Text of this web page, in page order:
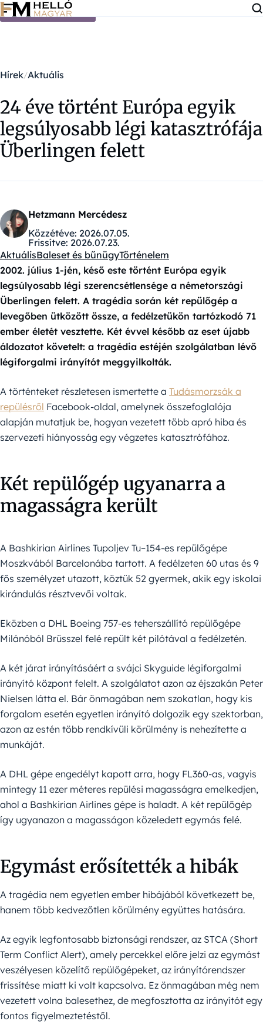
Ugrás a tartalomra
Hírek Aktuális
24 éve történt Európa egyik
legsúlyosabb légi katasztrófája
Überlingen felett
Hetzmann Mercédesz
Közzétéve: 2026.07.05.
Frissítve: 2026.07.23.
Kategóriák:
AktuálisBaleset és bűnügyTörténelem
2002. július 1-jén, késő este történt Európa egyik
legsúlyosabb légi szerencsétlensége a németországi
Überlingen felett. A tragédia során két repülőgép a
levegőben ütközött össze, a fedélzetükön tartózkodó 71
ember életét vesztette. Két évvel később az eset újabb
áldozatot követelt: a tragédia estéjén szolgálatban lévő
légiforgalmi irányítót meggyilkolták.
A történteket részletesen ismertette a Tudásmorzsák a
repülésről Facebook-oldal, amelynek összefoglalója
alapján mutatjuk be, hogyan vezetett több apró hiba és
szervezeti hiányosság egy végzetes katasztrófához.
Két repülőgép ugyanarra a
magasságra került
A Bashkirian Airlines Tupoljev Tu–154-es repülőgépe
Moszkvából Barcelonába tartott. A fedélzeten 60 utas és 9
fős személyzet utazott, köztük 52 gyermek, akik egy iskolai
kirándulás résztvevői voltak.
Eközben a DHL Boeing 757-es teherszállító repülőgépe
Milánóból Brüsszel felé repült két pilótával a fedélzetén.
A két járat irányításáért a svájci Skyguide légiforgalmi
irányító központ felelt. A szolgálatot azon az éjszakán Peter
Nielsen látta el. Bár önmagában nem szokatlan, hogy kis
forgalom esetén egyetlen irányító dolgozik egy szektorban,
azon az estén több rendkívüli körülmény is nehezítette a
munkáját.
A DHL gépe engedélyt kapott arra, hogy FL360-as, vagyis
mintegy 11 ezer méteres repülési magasságra emelkedjen,
ahol a Bashkirian Airlines gépe is haladt. A két repülőgép
így ugyanazon a magasságon közeledett egymás felé.
Egymást erősítették a hibák
A tragédia nem egyetlen ember hibájából következett be,
hanem több kedvezőtlen körülmény együttes hatására.
Az egyik legfontosabb biztonsági rendszer, az STCA (Short
Term Conflict Alert), amely percekkel előre jelzi az egymást
veszélyesen közelítő repülőgépeket, az irányítórendszer
frissítése miatt ki volt kapcsolva. Ez önmagában még nem
vezetett volna balesethez, de megfosztotta az irányítót egy
fontos figyelmeztetéstől.